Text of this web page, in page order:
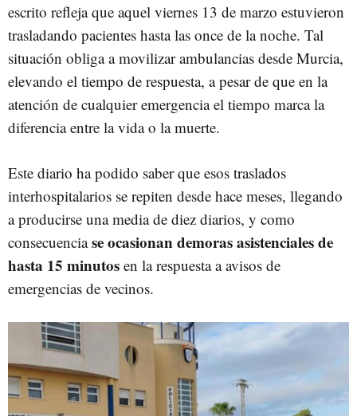
escrito refleja que aquel viernes 13 de marzo estuvieron
trasladando pacientes hasta las once de la noche. Tal
situación obliga a movilizar ambulancias desde Murcia,
elevando el tiempo de respuesta, a pesar de que en la
atención de cualquier emergencia el tiempo marca la
diferencia entre la vida o la muerte.
Este diario ha podido saber que esos traslados
interhospitalarios se repiten desde hace meses, llegando
a producirse una media de diez diarios, y como
consecuenciase ocasionan demoras asistenciales de
hasta 15 minutos en la respuesta a avisos de
emergencias de vecinos.